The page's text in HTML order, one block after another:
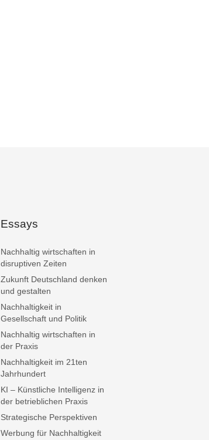
Essays
Nachhaltig wirtschaften in
disruptiven Zeiten
Zukunft Deutschland denken
und gestalten
Nachhaltigkeit in
Gesellschaft und Politik
Nachhaltig wirtschaften in
der Praxis
Nachhaltigkeit im 21ten
Jahrhundert
KI – Künstliche Intelligenz in
der betrieblichen Praxis
Strategische Perspektiven
Werbung für Nachhaltigkeit